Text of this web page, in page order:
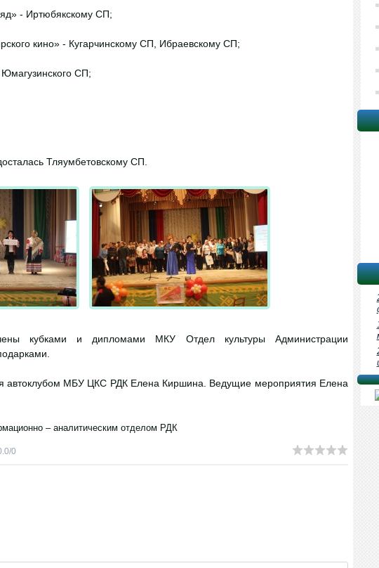
- Иртюбякскому СП;
кино» - Кугарчинскому СП, Ибраевскому СП;
СП;
Тляумбетовскому СП.
кубками и дипломами МКУ Отдел культуры Администрации
автоклубом МБУ ЦКС РДК Елена Киршина. Ведущие мероприятия Елена
– аналитическим отделом РДК
/0